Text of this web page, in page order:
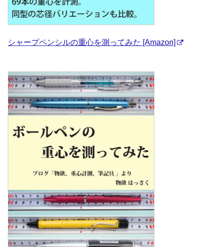
シャープペンシルの重心を測ってみた [Amazon]